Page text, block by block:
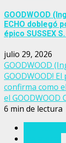
GOODWOOD
ECHO doblegó
épico SUSSEX
julio 29, 2026
GOODWOOD
GOODWOOD!
confirma como
el GOODWOOD
6 min de lectura